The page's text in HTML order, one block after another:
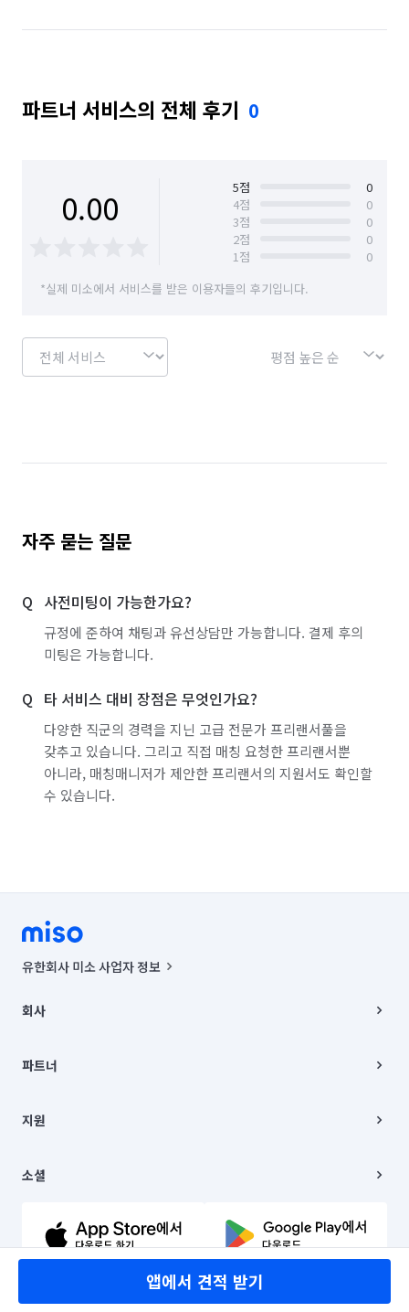
파트너 서비스의 전체 후기 0
0.00 5점
0
4점
0
3점
0
2점
0
1점
0
*실제 미소에서 서비스를 받은 이용자들의 후기입니다.
자주 묻는 질문
사전미팅이 가능한가요?
규정에 준하여 채팅과 유선상담만 가능합니다. 결제 후의
미팅은 가능합니다.
타 서비스 대비 장점은 무엇인가요?
다양한 직군의 경력을 지닌 고급 전문가 프리랜서풀을
갖추고 있습니다. 그리고 직접 매칭 요청한 프리랜서뿐
아니라, 매칭매니저가 제안한 프리랜서의 지원서도 확인할
수 있습니다.
앱에서 견적 받기
유한회사 미소 사업자 정보
00019 |
주소 | 본사: 서울특별시 종로구 율곡로 6(중학동, 트윈트리빌딩) B동 5층
컨택센터 : 서울특별시 종로구 수송동 율곡로 24, 7층, 8층 미소
상품, 상품정보, 거래에 관한 의무와 책임은 거래당사자에게 있습니다.
언론 보도 관련 문의:
© 유한회사 미소. Miso, Inc. All Rights Reserved.
회사
채용
파트너
이사
지원
이용약관
문의하기
소셜
유튜브